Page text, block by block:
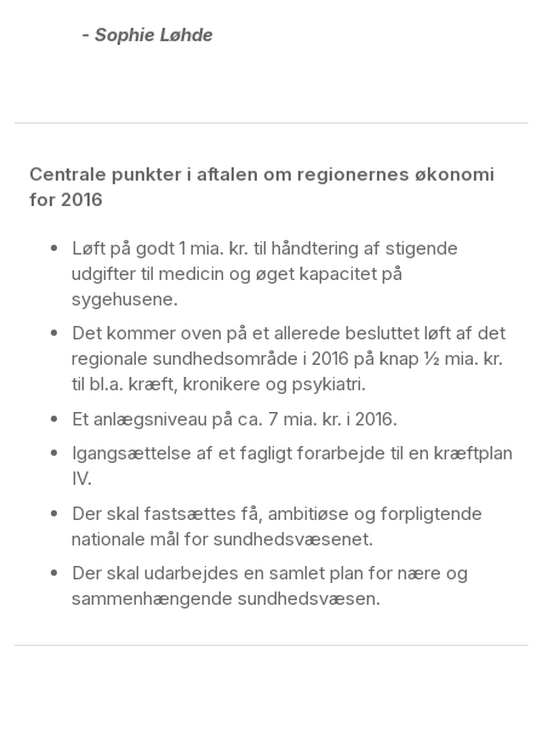
- Sophie Løhde
Centrale punkter i aftalen om regionernes økonomi
for 2016
Løft på godt 1 mia. kr. til håndtering af stigende
udgifter til medicin og øget kapacitet på
sygehusene.
Det kommer oven på et allerede besluttet løft af det
regionale sundhedsområde i 2016 på knap ½ mia. kr.
til bl.a. kræft, kronikere og psykiatri.
Et anlægsniveau på ca. 7 mia. kr. i 2016.
Igangsættelse af et fagligt forarbejde til en kræftplan
IV.
Der skal fastsættes få, ambitiøse og forpligtende
nationale mål for sundhedsvæsenet.
Der skal udarbejdes en samlet plan for nære og
sammenhængende sundhedsvæsen.